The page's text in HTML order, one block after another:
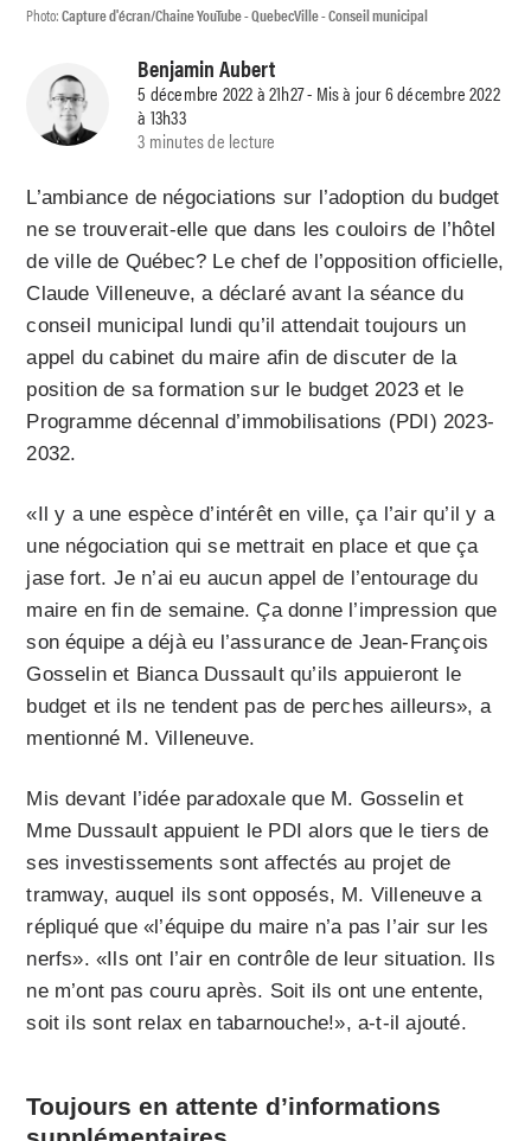
Photo:Capture d'écran/Chaine YouTube - QuebecVille - Conseil municipal
Benjamin Aubert
5 décembre 2022 à 21h27 - Mis à jour 6 décembre 2022
à 13h33
3 minutes de lecture
L’ambiance de négociations sur l’adoption du budget
ne se trouverait-elle que dans les couloirs de l’hôtel
de ville de Québec? Le chef de l’opposition officielle,
Claude Villeneuve, a déclaré avant la séance du
conseil municipal lundi qu’il attendait toujours un
appel du cabinet du maire afin de discuter de la
position de sa formation sur le budget 2023 et le
Programme décennal d’immobilisations (PDI) 2023-
2032.
«Il y a une espèce d’intérêt en ville, ça l’air qu’il y a
une négociation qui se mettrait en place et que ça
jase fort. Je n’ai eu aucun appel de l’entourage du
maire en fin de semaine. Ça donne l’impression que
son équipe a déjà eu l’assurance de Jean-François
Gosselin et Bianca Dussault qu’ils appuieront le
budget et ils ne tendent pas de perches ailleurs», a
mentionné M. Villeneuve.
Mis devant l’idée paradoxale que M. Gosselin et
Mme Dussault appuient le PDI alors que le tiers de
ses investissements sont affectés au projet de
tramway, auquel ils sont opposés, M. Villeneuve a
répliqué que «l’équipe du maire n’a pas l’air sur les
nerfs». «Ils ont l’air en contrôle de leur situation. Ils
ne m’ont pas couru après. Soit ils ont une entente,
soit ils sont relax en tabarnouche!», a-t-il ajouté.
Toujours en attente d’informations